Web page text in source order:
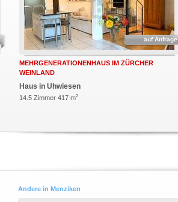
auf Anfrage
MEHRGENERATIONENHAUS IM ZÜRCHER
WEINLAND
Haus in Uhwiesen
14.5 Zimmer 417 m2
Andere in Menziken